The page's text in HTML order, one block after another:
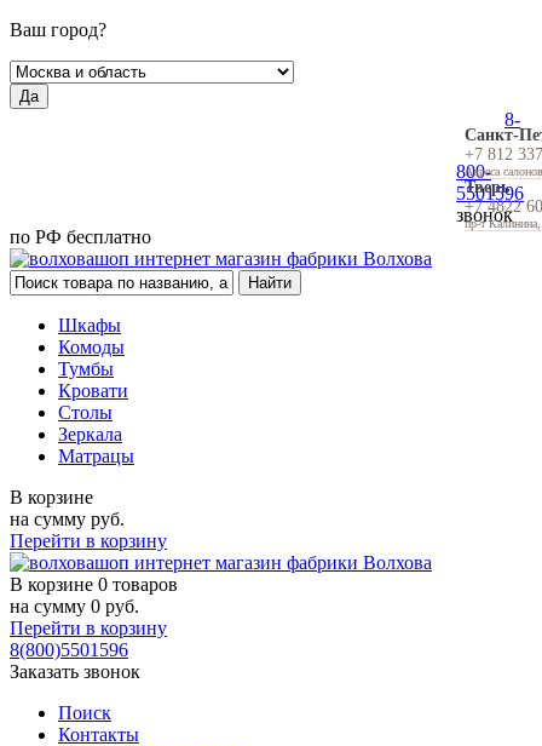
Ваш город?
Да
Санкт-
+7 812
Адреса
Тверь
+7 4822
пр-т
8-
800-
5501596
звонок
по РФ бесплатно
Шкафы
Комоды
Тумбы
Кровати
Столы
Зеркала
Матрацы
В корзине
на сумму руб.
Перейти в корзину
В корзине 0 товаров
на сумму 0 руб.
Перейти в корзину
8(800)5501596
Заказать звонок
Поиск
Контакты